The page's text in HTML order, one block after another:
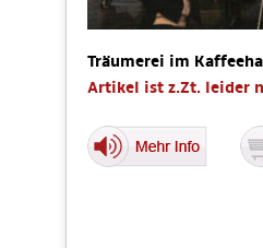
Träumerei im
Artikel ist z.Zt. leider